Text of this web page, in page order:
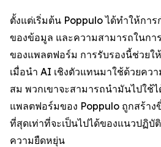
ตั้งแต่เริ่มต้น Poppulo ได้ทำให้กา
ของข้อมูล และความสามารถในกา
ของแพลตฟอร์ม การรับรองนี้ช่วยใ
เมื่อนำ AI เชิงตัวแทนมาใช้ด้วยคว
สม พวกเขาจะสามารถนำมันไปใช้
แพลตฟอร์มของ Poppulo ถูกสร้า
ที่สุดเท่าที่จะเป็นไปได้ของแนวปฏิ
ความยืดหยุ่น